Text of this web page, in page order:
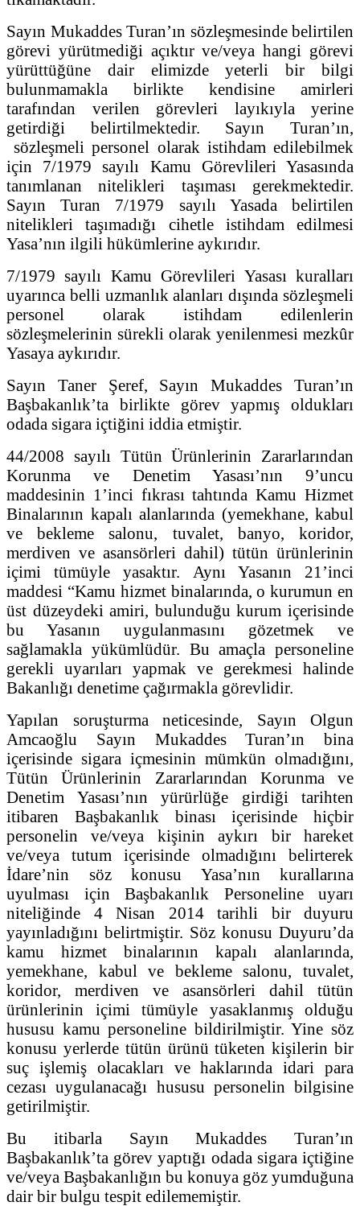
Sayın Mukaddes Turan’ın sözleşmesinde belirtilen
görevi yürütmediği açıktır ve/veya hangi görevi
yürüttüğüne dair elimizde yeterli bir bilgi
bulunmamakla birlikte kendisine amirleri
tarafından verilen görevleri layıkıyla yerine
getirdiği belirtilmektedir. Sayın Turan’ın,
sözleşmeli personel olarak istihdam edilebilmek
için 7/1979 sayılı Kamu Görevlileri Yasasında
tanımlanan nitelikleri taşıması gerekmektedir.
Sayın Turan 7/1979 sayılı Yasada belirtilen
nitelikleri taşımadığı cihetle istihdam edilmesi
Yasa’nın ilgili hükümlerine aykırıdır.
7/1979 sayılı Kamu Görevlileri Yasası kuralları
uyarınca belli uzmanlık alanları dışında sözleşmeli
personel olarak istihdam edilenlerin
sözleşmelerinin sürekli olarak yenilenmesi mezkûr
Yasaya aykırıdır.
Sayın Taner Şeref, Sayın Mukaddes Turan’ın
Başbakanlık’ta birlikte görev yapmış oldukları
odada sigara içtiğini iddia etmiştir.
44/2008 sayılı Tütün Ürünlerinin Zararlarından
Korunma ve Denetim Yasası’nın 9’uncu
maddesinin 1’inci fıkrası tahtında Kamu Hizmet
Binalarının kapalı alanlarında (yemekhane, kabul
ve bekleme salonu, tuvalet, banyo, koridor,
merdiven ve asansörleri dahil) tütün ürünlerinin
içimi tümüyle yasaktır. Aynı Yasanın 21’inci
maddesi “Kamu hizmet binalarında, o kurumun en
üst düzeydeki amiri, bulunduğu kurum içerisinde
bu Yasanın uygulanmasını gözetmek ve
sağlamakla yükümlüdür. Bu amaçla personeline
gerekli uyarıları yapmak ve gerekmesi halinde
Bakanlığı denetime çağırmakla görevlidir.
Yapılan soruşturma neticesinde, Sayın Olgun
Amcaoğlu Sayın Mukaddes Turan’ın bina
içerisinde sigara içmesinin mümkün olmadığını,
Tütün Ürünlerinin Zararlarından Korunma ve
Denetim Yasası’nın yürürlüğe girdiği tarihten
itibaren Başbakanlık binası içerisinde hiçbir
personelin ve/veya kişinin aykırı bir hareket
ve/veya tutum içerisinde olmadığını belirterek
İdare’nin söz konusu Yasa’nın kurallarına
uyulması için Başbakanlık Personeline uyarı
niteliğinde 4 Nisan 2014 tarihli bir duyuru
yayınladığını belirtmiştir. Söz konusu Duyuru’da
kamu hizmet binalarının kapalı alanlarında,
yemekhane, kabul ve bekleme salonu, tuvalet,
koridor, merdiven ve asansörleri dahil tütün
ürünlerinin içimi tümüyle yasaklanmış olduğu
hususu kamu personeline bildirilmiştir. Yine söz
konusu yerlerde tütün ürünü tüketen kişilerin bir
suç işlemiş olacakları ve haklarında idari para
cezası uygulanacağı hususu personelin bilgisine
getirilmiştir.
Bu itibarla Sayın Mukaddes Turan’ın
Başbakanlık’ta görev yaptığı odada sigara içtiğine
ve/veya Başbakanlığın bu konuya göz yumduğuna
dair bir bulgu tespit edilememiştir.